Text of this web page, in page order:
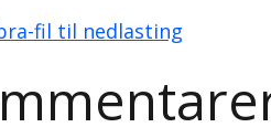
fil til nedlasting